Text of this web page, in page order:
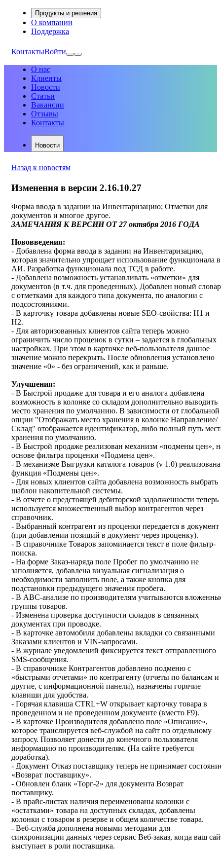
Продукты и решения
О компании
Поддержка
КонтактыВойти
О нас
Клиенты
Новости
Статьи
Вакансии
Отзывы
Контакты
Новости
Назад к новостям
Изменения в версии 2.16.10.27
Форма ввода в задании на Инвентаризацию; Отметки для
документов и многое другое.
ЗАМЕЧАНИЯ К ВЕРСИИ ОТ 27 октября 2016 ГОДА
Нововведения:
- Добавлена форма ввода в задании на Инвентаризацию,
которая значительно упрощает использование функционала в
АИ. Разработка функционала под ТСД в работе.
- Добавлена возможность устанавливать «отметки» для
документов (в т.ч. для проведенных). Добавлен новый
с отметками для каждого типа документа, по аналогии с
подсостояниями.
- В карточку товара добавлены новые SEO-свойства: H1 и
H2.
- Для авторизованных клиентов сайта теперь можно
ограничить число проценок в сутки – задается в глобальных
настройках. При этом в карточке веб-пользователя данное
значение можно перекрыть. После обновления установлено
значение «0» - без ограничений, как и раньше.
Улучшения:
- В Быстрой продаже для товара и его аналога добавлена
возможность в колонке со складом дополнительно выводить
место хранения по умолчанию. В зависимости от глобальной
опции "Отображать место хранения в колонке Направление/
Склад" отображается идентификатор, либо полный путь
хранения по умолчанию.
- В Быстрой продаже реализован механизм «подмены цен»,
основе фильтра проценки «Подмена цен».
- В механизме Выгрузки каталога товаров (v 1.0) реализована
функция «Подмены цен».
- Для новых клиентов сайта добавлена возможность выбрать
шаблон накопительной системы.
- В отчете о предстоящей дебиторской задолженности теперь
используется множественный выбор контрагентов через
справочник.
- Выбранный контрагент из проценки передается в документ
(при добавлении позиций в документ через проценку).
- В справочнике Товаров запоминается текст в поле фильтр-
поиска.
- На форме Заказ-наряда поле Пробег по умолчанию не
заполняется, добавлена визуальная сигнализация о
необходимости заполнить поле, а также кнопка для
подстановки предыдущего значения пробега.
- В ABC-анализе по производителям учитываются
группы товаров.
- Изменена проверка доступности складов в связанных
документах при проводке.
- В карточке автомобиля добавлены вкладки со связанными
Заказами клиентов и VIN-запросами.
- В журнале уведомлений фиксируется текст отправленного
SMS-сообщения.
- В справочнике Контрагентов добавлено подменю с
«быстрыми отчетами» по контрагенту (отчеты по балансам и
другие, с информационной панели), назначены горячие
клавиши для удобства.
- Горячая клавиша CTRL+W открывает карточку товара в
проведенном и не проведенном документе (вместо F9).
- В карточке Производителя добавлено поле «Описание»,
которое транслируется веб-службой на сайт по отдельному
запросу. Позволяет донести до конечного пользователя
информацию по производителям. (На сайте требуется
доработка).
- Документ Отказ поставщику теперь не принимает
«Возврат поставщику».
- Обновлен бланк «Торг-2» для документа Возврат
поставщику.
- В прайс-листах наличия переименованы колонки с
«остатками» товара на доступных складах, добавлены
колонки с товаром в резерве и общем количестве товара.
- Веб-служба дополнена новыми методами для
синхронизации данных через сервис Веб-заказ, когда ваш
выступает в роли поставщика.